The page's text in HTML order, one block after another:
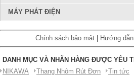
MÁY PHÁT ĐIỆN
Chính sách bảo mật Hướng
DANH MỤC VÀ NHÃN HÀNG ĐƯỢC YÊU
NIKAWA
Thang Nhôm Rút Đơn Tin tức